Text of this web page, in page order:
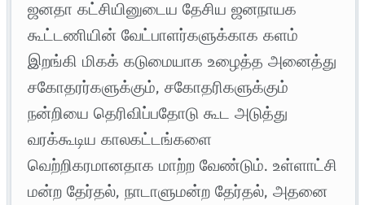
ஜனதா கட்சியினுடைய தேசிய ஜனநாயக
கூட்டணியின் வேட்பாளர்களுக்காக களம்
இறங்கி மிகக் கடுமையாக உழைத்த அனைத்து
சகோதரர்களுக்கும், சகோதரிகளுக்கும்
நன்றியை தெரிவிப்பதோடு கூட அடுத்து
வரக்கூடிய காலகட்டங்களை
வெற்றிகரமானதாக மாற்ற வேண்டும். உள்ளாட்சி
மன்ற தேர்தல், நாடாளுமன்ற தேர்தல், அதனை